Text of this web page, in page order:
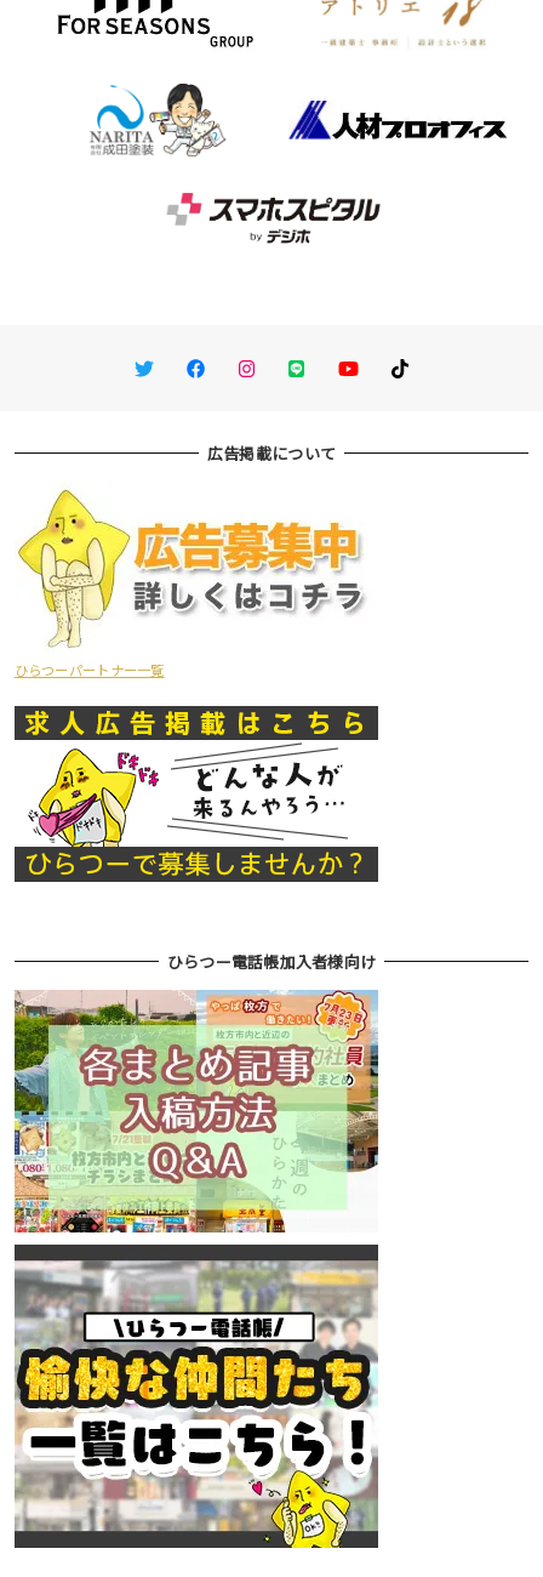
TwitterFacebookInstagram
LINE You TubeTikTok
広告掲載について
ひらつーパートナー一覧
ひらつー電話帳加入者様向け